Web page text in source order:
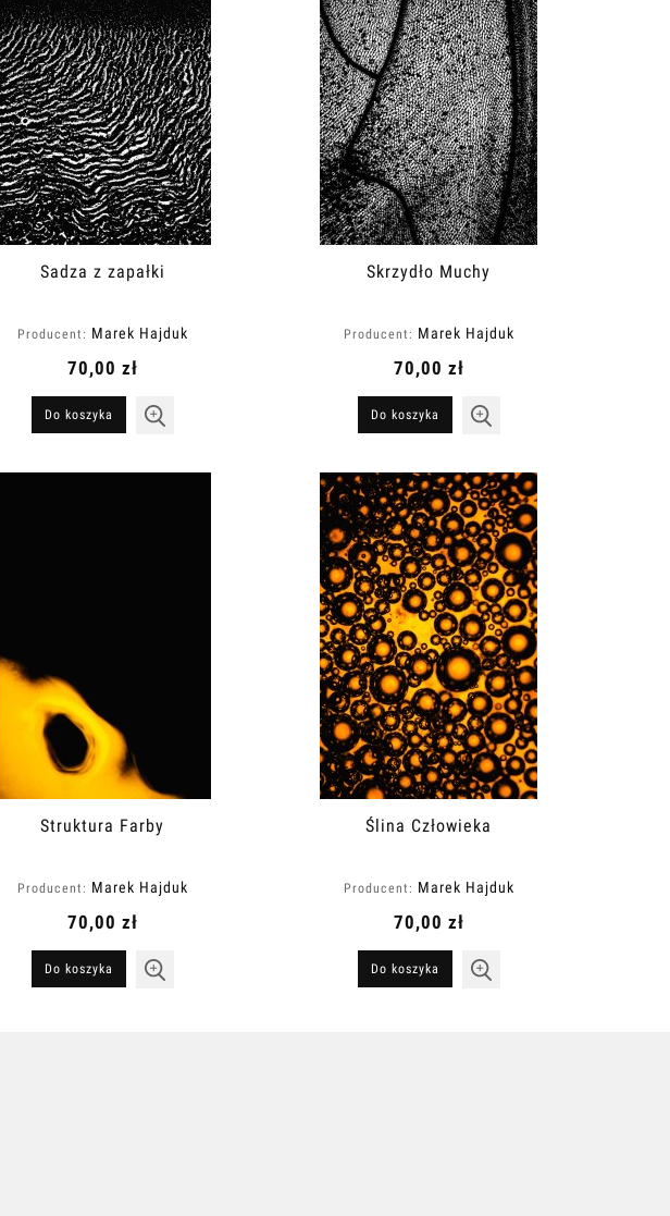
Sadza z zapałki
Producent: Marek Hajduk
70,00 zł
Do koszyka
Skrzydło Muchy
Producent: Marek Hajduk
70,00 zł
Do koszyka
Struktura Farby
Producent: Marek Hajduk
70,00 zł
Do koszyka
Ślina Człowieka
Producent: Marek Hajduk
70,00 zł
Do koszyka